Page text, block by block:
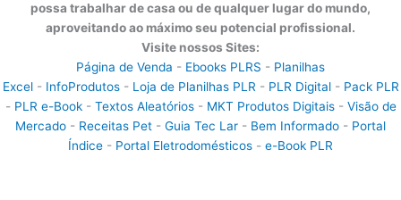
possa trabalhar de casa ou de qualquer lugar do mundo,
aproveitando ao máximo seu potencial profissional.
Visite nossos Sites:
Página de Venda - Ebooks PLRS - Planilhas
Excel- InfoProdutos- Loja de Planilhas PLR - PLR Digital- Pack PLR
- PLR e-Book- Textos Aleatórios- MKT Produtos Digitais- Visão de
Mercado - Receitas Pet - Guia Tec Lar - Bem Informado - Portal
Índice - Portal Eletrodomésticos - e-Book PLR